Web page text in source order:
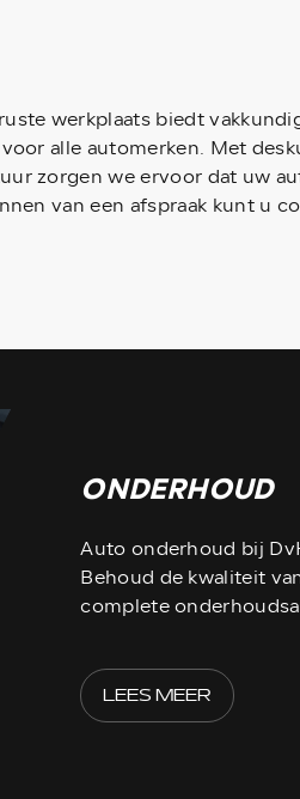
werkplaats biedt
alle automerken. Met
zorgen we ervoor dat uw
van een afspraak kunt u
ONDERHOUD
Auto onderhoud bij
Behoud de kwaliteit
complete
LEES MEER